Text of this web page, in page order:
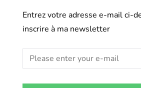
Entrez votre adresse e-mail ci-
inscrire à ma newsletter